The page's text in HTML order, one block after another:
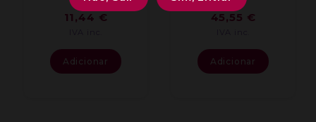
11,44 €
Adicionar
45,55 €
Adicionar